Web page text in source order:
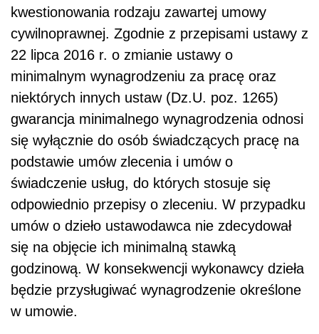
kwestionowania rodzaju zawartej umowy
cywilnoprawnej. Zgodnie z przepisami ustawy z
22 lipca 2016 r. o zmianie ustawy o
minimalnym wynagrodzeniu za pracę oraz
niektórych innych ustaw (Dz.U. poz. 1265)
gwarancja minimalnego wynagrodzenia odnosi
się wyłącznie do osób świadczących pracę na
podstawie umów zlecenia i umów o
świadczenie usług, do których stosuje się
odpowiednio przepisy o zleceniu. W przypadku
umów o dzieło ustawodawca nie zdecydował
się na objęcie ich minimalną stawką
godzinową. W konsekwencji wykonawcy dzieła
będzie przysługiwać wynagrodzenie określone
w umowie.